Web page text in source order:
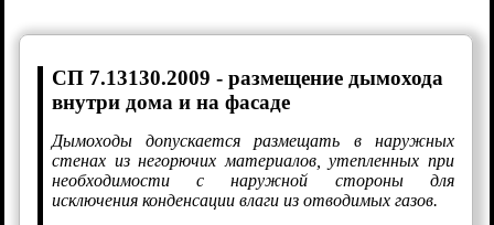
СП 7.13130.2009 - размещение дымохода
внутри дома и на фасаде
Дымоходы допускается размещать в наружных
стенах из негорючих материалов, утепленных при
необходимости с наружной стороны для
исключения конденсации влаги из отводимых газов.